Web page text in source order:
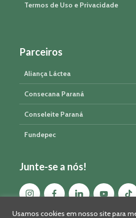
Termos de Uso e Privacidade
Parceiros
Aliança Láctea
Consecana Paraná
Conseleite Paraná
Fundepec
Junte-se a nós!
Usamos cookies em nosso site para